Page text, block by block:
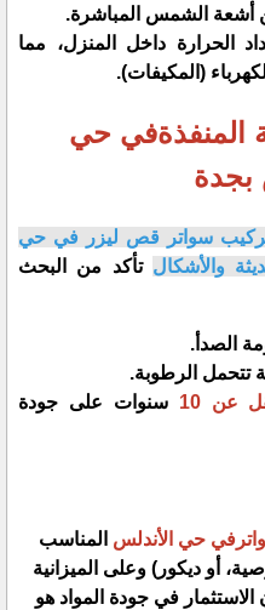
أشعة الشمس المباشرة.
الحرارة داخل المنزل، مما
(المكيفات).
المنفذةفي حي
بجدة
سواتر قص ليزر في حي
والأشكال تأكد من البحث
الصدأ.
تتحمل الرطوبة.
عن 10
سنوات على جودة
حي الأندلس المناسب
أو ديكور) وعلى الميزانية
الاستثمار في جودة المواد هو